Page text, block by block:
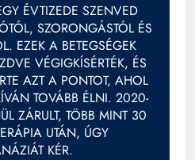
ÉVTIZEDE SZENVED
SZORONGÁSTÓL ÉS
EZEK A BETEGSÉGEK
VÉGIGKÍSÉRTÉK, ÉS
AZT A PONTOT, AHOL
TOVÁBB ÉLNI. 2020-
ZÁRULT, TÖBB MINT 30
UTÁN, ÚGY
KÉR.